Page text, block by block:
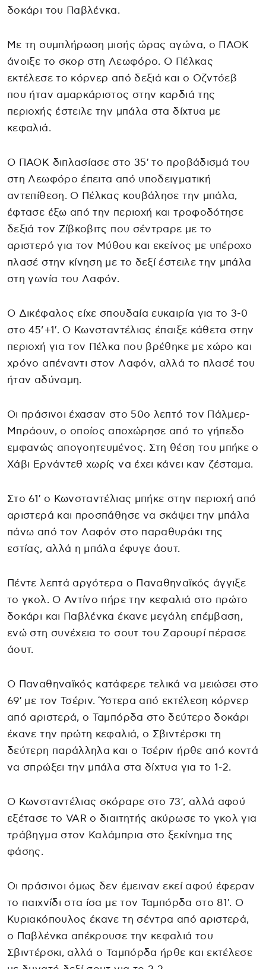
δοκάρι του Παβλένκα.
Με τη συμπλήρωση μισής ώρας αγώνα, ο ΠΑΟΚ
άνοιξε το σκορ στη Λεωφόρο. Ο Πέλκας
εκτέλεσε το κόρνερ από δεξιά και ο Οζντόεβ
που ήταν αμαρκάριστος στην καρδιά της
περιοχής έστειλε την μπάλα στα δίχτυα με
κεφαλιά.
Ο ΠΑΟΚ διπλασίασε στο 35′ το προβάδισμά του
στη Λεωφόρο έπειτα από υποδειγματική
αντεπίθεση. Ο Πέλκας κουβάλησε την μπάλα,
έφτασε έξω από την περιοχή και τροφοδότησε
δεξιά τον Ζίβκοβιτς που σέντραρε με το
αριστερό για τον Μύθου και εκείνος με υπέροχο
πλασέ στην κίνηση με το δεξί έστειλε την μπάλα
στη γωνία του Λαφόν.
Ο Δικέφαλος είχε σπουδαία ευκαιρία για το 3-0
στο 45’+1′. Ο Κωνσταντέλιας έπαιξε κάθετα στην
περιοχή για τον Πέλκα που βρέθηκε με χώρο και
χρόνο απέναντι στον Λαφόν, αλλά το πλασέ του
ήταν αδύναμη.
Οι πράσινοι έχασαν στο 50ο λεπτό τον Πάλμερ-
Μπράουν, ο οποίος αποχώρησε από το γήπεδο
εμφανώς απογοητευμένος. Στη θέση του μπήκε ο
Χάβι Ερνάντεθ χωρίς να έχει κάνει καν ζέσταμα.
Στο 61′ ο Κωνσταντέλιας μπήκε στην περιοχή από
αριστερά και προσπάθησε να σκάψει την μπάλα
πάνω από τον Λαφόν στο παραθυράκι της
εστίας, αλλά η μπάλα έφυγε άουτ.
Πέντε λεπτά αργότερα ο Παναθηναϊκός άγγιξε
το γκολ. Ο Αντίνο πήρε την κεφαλιά στο πρώτο
δοκάρι και Παβλένκα έκανε μεγάλη επέμβαση,
ενώ στη συνέχεια το σουτ του Ζαρουρί πέρασε
άουτ.
Ο Παναθηναϊκός κατάφερε τελικά να μειώσει στο
69′ με τον Τσέριν. Ύστερα από εκτέλεση κόρνερ
από αριστερά, ο Ταμπόρδα στο δεύτερο δοκάρι
έκανε την πρώτη κεφαλιά, ο Σβιντέρσκι τη
δεύτερη παράλληλα και ο Τσέριν ήρθε από κοντά
να σπρώξει την μπάλα στα δίχτυα για το 1-2.
Ο Κωνσταντέλιας σκόραρε στο 73′, αλλά αφού
εξέτασε το VAR ο διαιτητής ακύρωσε το γκολ για
τράβηγμα στον Καλάμπρια στο ξεκίνημα της
φάσης.
Οι πράσινοι όμως δεν έμειναν εκεί αφού έφεραν
το παιχνίδι στα ίσα με τον Ταμπόρδα στο 81′. Ο
Κυριακόπουλος έκανε τη σέντρα από αριστερά,
ο Παβλένκα απέκρουσε την κεφαλιά του
Σβιντέρσκι, αλλά ο Ταμπόρδα ήρθε και εκτέλεσε